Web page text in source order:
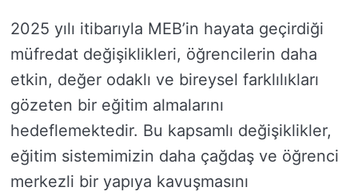
2025 yılı itibarıyla MEB’in hayata geçirdiği
müfredat değişiklikleri, öğrencilerin daha
etkin, değer odaklı ve bireysel farklılıkları
gözeten bir eğitim almalarını
hedeflemektedir. Bu kapsamlı değişiklikler,
eğitim sistemimizin daha çağdaş ve öğrenci
merkezli bir yapıya kavuşmasını